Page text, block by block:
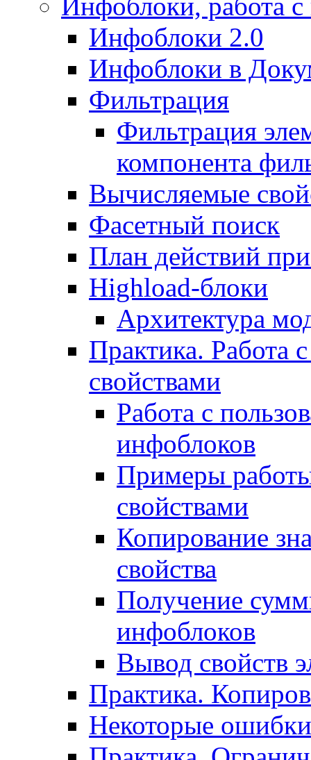
Инфоблоки 2.0
Инфоблоки в
Фильтрация
Фильтрация
компонента
Вычисляемые
Фасетный поиск
План действий
Highload-блоки
Архитектура
Практика. Работа
свойствами
Работа с
инфоблоков
Примеры
свойствами
Копирование
свойства
Получение
инфоблоков
Вывод свойств
Практика.
Некоторые